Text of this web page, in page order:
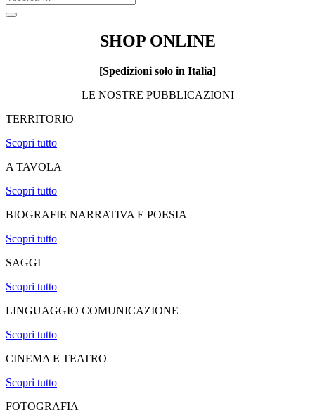
SHOP ONLINE
[Spedizioni solo in Italia]
LE NOSTRE PUBBLICAZIONI
TERRITORIO
Scopri tutto
A TAVOLA
Scopri tutto
BIOGRAFIE NARRATIVA E POESIA
Scopri tutto
SAGGI
Scopri tutto
LINGUAGGIO COMUNICAZIONE
Scopri tutto
CINEMA E TEATRO
Scopri tutto
FOTOGRAFIA